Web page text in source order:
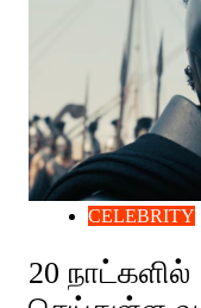
CELEBRITY
20 நாட்களில்